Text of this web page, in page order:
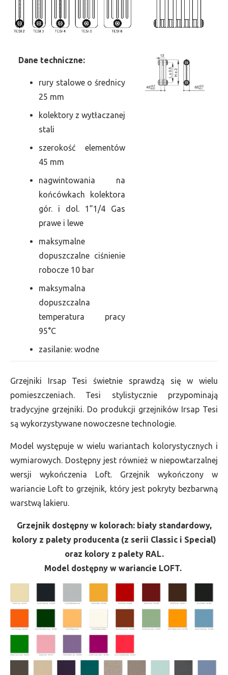
Dane techniczne:
rury stalowe o średnicy
25 mm
kolektory z wytłaczanej
stali
szerokość elementów
45 mm
nagwintowania na
końcówkach kolektora
gór. i dol. 1”1/4 Gas
prawe i lewe
maksymalne
dopuszczalne ciśnienie
robocze 10 bar
maksymalna
dopuszczalna
temperatura pracy
95°C
zasilanie: wodne
Grzejniki Irsap Tesi świetnie sprawdzą się w wielu
pomieszczeniach. Tesi stylistycznie przypominają
tradycyjne grzejniki. Do produkcji grzejników Irsap Tesi
są wykorzystywane nowoczesne technologie.
Model występuje w wielu wariantach kolorystycznych i
wymiarowych. Dostępny jest również w niepowtarzalnej
wersji wykończenia Loft. Grzejnik wykończony w
wariancie Loft to grzejnik, który jest pokryty bezbarwną
warstwą lakieru.
Grzejnik dostępny w kolorach: biały standardowy,
kolory z palety producenta (z serii Classic i Special)
oraz kolory z palety RAL.
Model dostępny w wariancie LOFT.